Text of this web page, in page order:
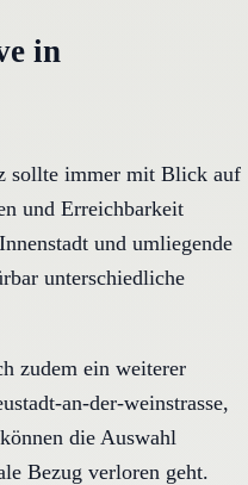
in
sollte immer mit Blick auf
und Erreichbarkeit
und umliegende
unterschiedliche
zudem ein weiterer
an-der-weinstrasse,
die Auswahl
Bezug verloren geht.